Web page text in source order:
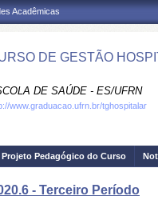
Acadêmicas
DE GESTÃO
DE SAÚDE - ES/UFRN
www.graduacao.ufrn.br/tghospitalar
Projeto Pedagógico do Curso
- Terceiro Período